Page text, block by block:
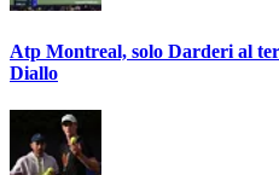
Atp Montreal, solo Darderi al
Diallo